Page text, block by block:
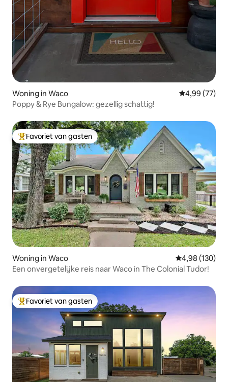
Woning in Waco Gemiddelde
4,99 (77)
Poppy & Rye Bungalow: gezellig schattig!
Topfavoriet van gasten
Favoriet van gasten
Woning in Waco Gemiddelde
4,98 (130)
Een onvergetelijke reis naar Waco in The Colonial Tudor!
Topfavoriet van gasten
Favoriet van gasten